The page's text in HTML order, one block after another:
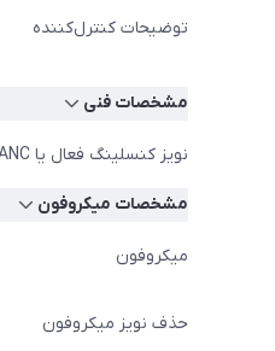
توضیحات کنترل‌کننده
مشخصات فنی
نویز کنسلینگ فعال یا ANC
مشخصات میکروفون
میکروفون
حذف نویز میکروفون